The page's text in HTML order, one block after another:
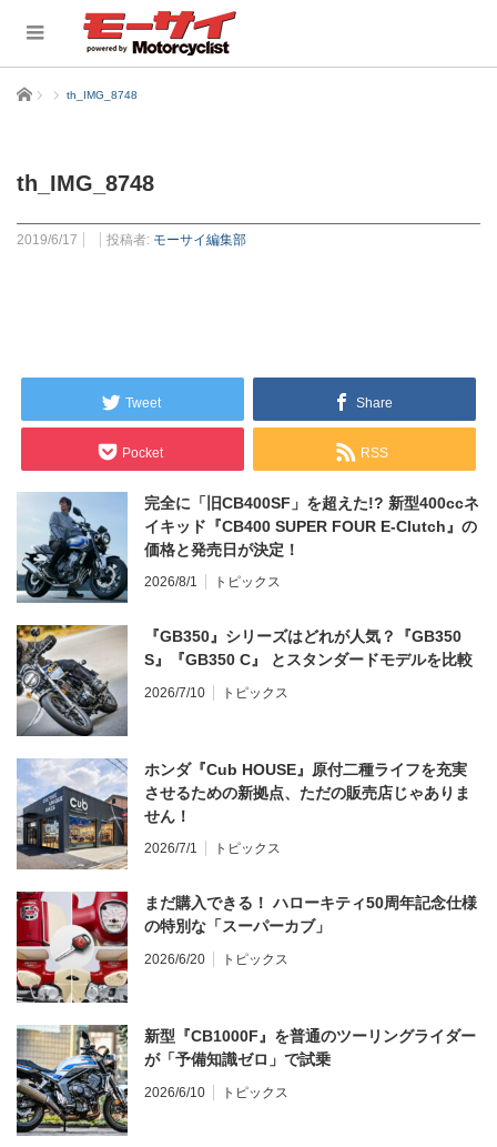
ホーム th_IMG_8748
th_IMG_8748
2019/6/17 投稿者: モーサイ編集部
Tweet Share
Pocket RSS
完全に「旧CB400SF」を超えた!? 新型400ccネ
イキッド『CB400 SUPER FOUR E-Clutch』の
価格と発売日が決定！
2026/8/1 トピックス
『GB350』シリーズはどれが人気？『GB350
S』『GB350 C』 とスタンダードモデルを比較
2026/7/10 トピックス
ホンダ『Cub HOUSE』原付二種ライフを充実
させるための新拠点、ただの販売店じゃありま
せん！
2026/7/1 トピックス
まだ購入できる！ ハローキティ50周年記念仕様
の特別な「スーパーカブ」
2026/6/20 トピックス
新型『CB1000F』を普通のツーリングライダー
が「予備知識ゼロ」で試乗
2026/6/10 トピックス